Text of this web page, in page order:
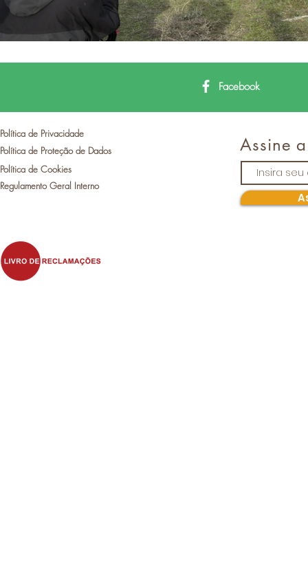
Facebook
Política de Privacidade
Política de Proteção de Dados
Política de Cookies
Regulamento Geral Interno
Assine